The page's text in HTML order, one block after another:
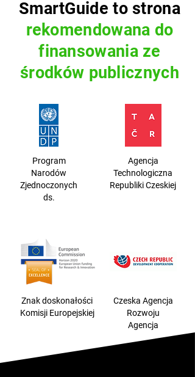
SmartGuide to strona
rekomendowana do
finansowania ze
środków publicznych
Program
Narodów
Zjednoczonych
ds.
Znak doskonałości
Komisji Europejskiej
Agencja
Technologiczna
Republiki Czeskiej
Czeska Agencja
Rozwoju
Agencja